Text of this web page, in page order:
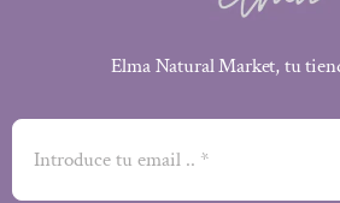
Elma Natural Market, tu